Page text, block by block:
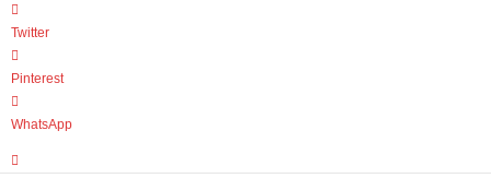
Twitter
Pinterest
WhatsApp